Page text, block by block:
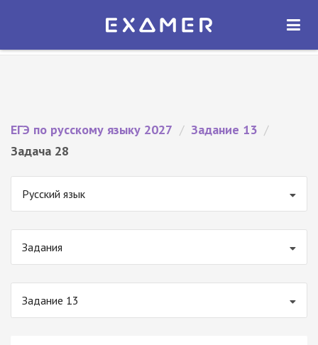
Экзамер — ЕГЭ 2027
ОТКРЫТЬ
ЕГЭ по русскому языку 2027 / Задание 13 /
Задача 28
Русский язык
Задания
Задание 13